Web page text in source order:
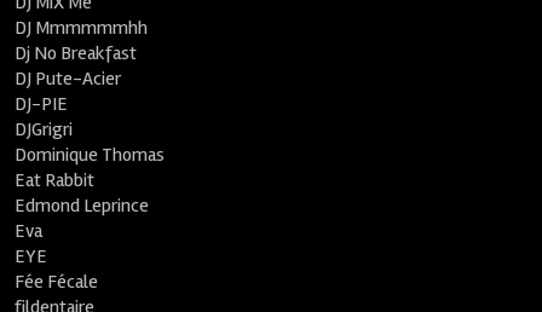
DJ Mmmmmmhh
Dj No Breakfast
DJ Pute-Acier
DJ-PIE
DJGrigri
Dominique Thomas
Eat Rabbit
Edmond Leprince
Eva
EYE
Fée Fécale
fildentaire